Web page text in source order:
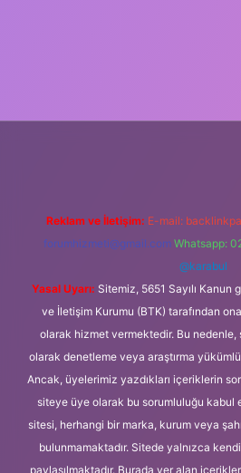
Reklam ve İletişim: E-mail:
forumhizmeti@gmail.com Whatsapp:
@karabul
Yasal Uyarı: Sitemiz, 5651 Sayılı
ve İletişim Kurumu (BTK) tarafından
olarak hizmet vermektedir. Bu
olarak denetleme veya araştırma
Ancak, üyelerimiz yazdıkları içeriklerin
siteye üye olarak bu sorumluluğu kabul
sitesi, herhangi bir marka, kurum veya
bulunmamaktadır. Sitede yalnızca kendi
paylaşılmaktadır. Burada yer alan